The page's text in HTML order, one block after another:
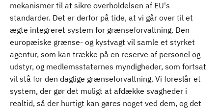
mekanismer til at sikre overholdelsen af EU's
standarder. Det er derfor på tide, at vi går over til et
ægte integreret system for grænseforvaltning. Den
europæiske grænse- og kystvagt vil samle et styrket
agentur, som kan trække på en reserve af personel og
udstyr, og medlemsstaternes myndigheder, som fortsat
vil stå for den daglige grænseforvaltning. Vi foreslår et
system, der gør det muligt at afdække svagheder i
realtid, så der hurtigt kan gøres noget ved dem, og det